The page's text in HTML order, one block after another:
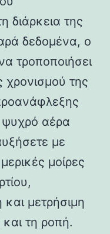
διάρκεια της
δεδομένα, ο
τροποποιήσει
χρονισμού της
ψυχρό αέρα
με
μοίρες
μετρήσιμη
τη ροπή.